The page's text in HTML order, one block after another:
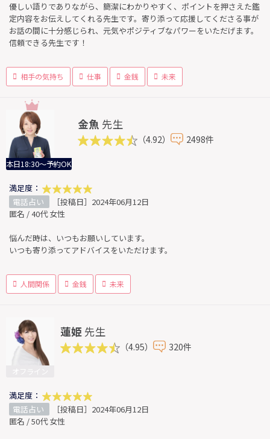
優しい語りでありながら、簡潔にわかりやすく、ポイントを押さえた鑑
定内容をお伝えしてくれる先生です。寄り添って応援してくださる事が
お話の間に十分感じられ、元気やポジティブなパワーをいただげます。
信頼できる先生です！
相手の気持ち 仕事 金銭 未来
本日18:30～予約OK
金魚 先生
（4.92） 2498件
満足度：
電話占い
［投稿日］2024年06月12日
匿名 / 40代 女性
悩んだ時は、いつもお願いしています。
いつも寄り添ってアドバイスをいただけます。
人間関係 金銭 未来
蓮姫 先生
（4.95） 320件
満足度：
電話占い
［投稿日］2024年06月12日
匿名 / 50代 女性